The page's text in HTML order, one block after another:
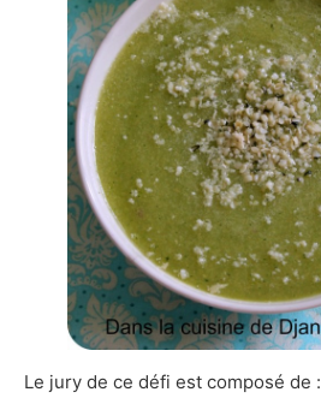
Le jury de ce défi est composé de :